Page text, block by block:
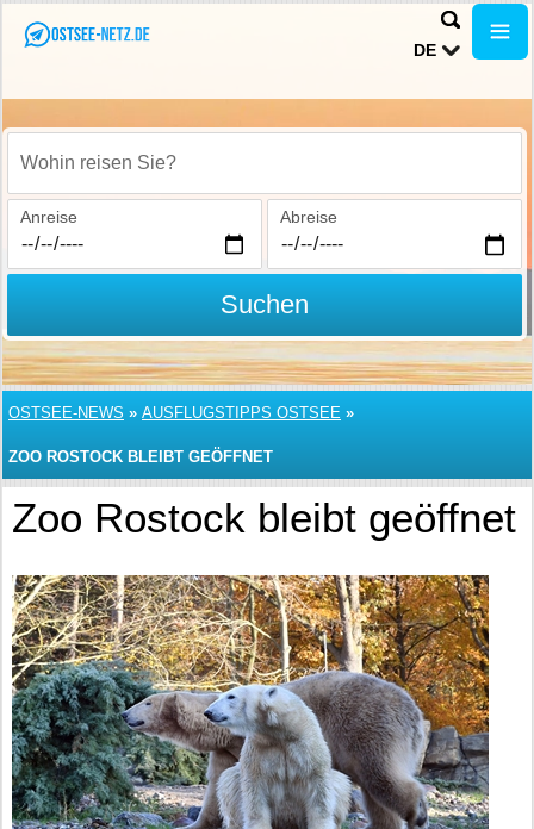
DE
Wohin reisen Sie?
Anreise Abreise
Suchen
OSTSEE-NEWS » AUSFLUGSTIPPS OSTSEE »
ZOO ROSTOCK BLEIBT GEÖFFNET
Zoo Rostock bleibt geöffnet